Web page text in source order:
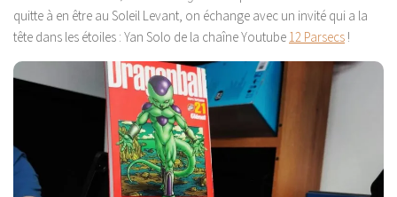
quitte à en être au Soleil Levant, on échange avec un invité qui a la
tête dans les étoiles : Yan Solo de la chaîne Youtube 12 Parsecs !